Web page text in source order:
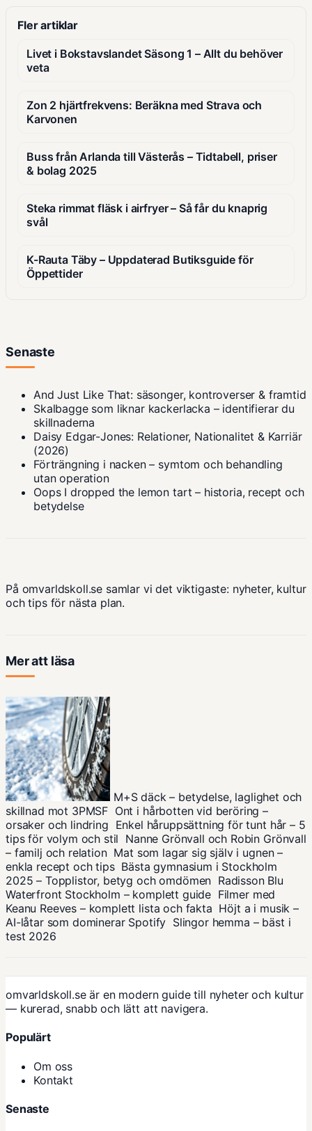
Fler artiklar
Livet i Bokstavslandet Säsong 1 – Allt du behöver
veta
Zon 2 hjärtfrekvens: Beräkna med Strava och
Karvonen
Buss från Arlanda till Västerås – Tidtabell, priser
& bolag 2025
Steka rimmat fläsk i airfryer – Så får du knaprig
svål
K-Rauta Täby – Uppdaterad Butiksguide för
Öppettider
Senaste
And Just Like That: säsonger, kontroverser & framtid
Skalbagge som liknar kackerlacka – identifierar du
skillnaderna
Daisy Edgar-Jones: Relationer, Nationalitet & Karriär
(2026)
Förträngning i nacken – symtom och behandling
utan operation
Oops I dropped the lemon tart – historia, recept och
betydelse
På omvarldskoll.se samlar vi det viktigaste: nyheter, kultur
och tips för nästa plan.
Mer att läsa
M+S däck – betydelse, laglighet och
skillnad mot 3PMSF Ont i hårbotten vid beröring –
orsaker och lindring Enkel håruppsättning för tunt hår – 5
tips för volym och stil Nanne Grönvall och Robin Grönvall
– familj och relation Mat som lagar sig själv i ugnen –
enkla recept och tips Bästa gymnasium i Stockholm
2025 – Topplistor, betyg och omdömen Radisson Blu
Waterfront Stockholm – komplett guide Filmer med
Keanu Reeves – komplett lista och fakta Höjt a i musik –
AI-låtar som dominerar Spotify Slingor hemma – bäst i
test 2026
omvarldskoll.se är en modern guide till nyheter och kultur
— kurerad, snabb och lätt att navigera.
Populärt
Om oss
Kontakt
Senaste